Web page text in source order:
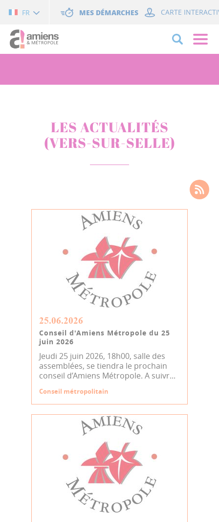
FR MES DÉMARCHES CARTE
LES ACTUALITÉS
(VERS-SUR-SELLE)
25.06.2026
Conseil d'Amiens Métropole du 25
juin 2026
Jeudi 25 juin 2026, 18h00, salle des
assemblées, se tiendra le prochain
conseil d’Amiens Métropole. A suivr...
Conseil métropolitain